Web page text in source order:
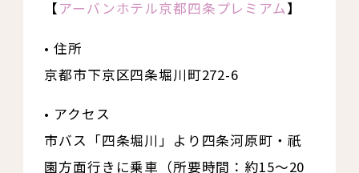
【アーバンホテル京都四条プレミアム】
• 住所
京都市下京区四条堀川町272-6
• アクセス
市バス「四条堀川」より四条河原町・祇
園方面行きに乗車（所要時間：約15〜20